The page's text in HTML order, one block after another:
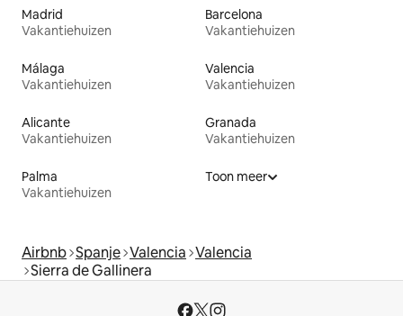
Madrid
Vakantiehuizen
Barcelona
Vakantiehuizen
Málaga
Vakantiehuizen
Valencia
Vakantiehuizen
Alicante
Vakantiehuizen
Granada
Vakantiehuizen
Palma
Vakantiehuizen
Toon meer
Airbnb Spanje Valencia Valencia
Sierra de Gallinera